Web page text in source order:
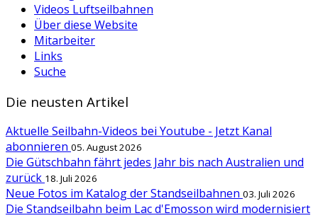
Videos Luftseilbahnen
Über diese Website
Mitarbeiter
Links
Suche
Die neusten Artikel
Aktuelle Seilbahn-Videos bei Youtube - Jetzt Kanal
abonnieren 05. August 2026
Die Gütschbahn fährt jedes Jahr bis nach Australien und
zurück 18. Juli 2026
Neue Fotos im Katalog der Standseilbahnen 03. Juli 2026
Die Standseilbahn beim Lac d'Emosson wird modernisiert